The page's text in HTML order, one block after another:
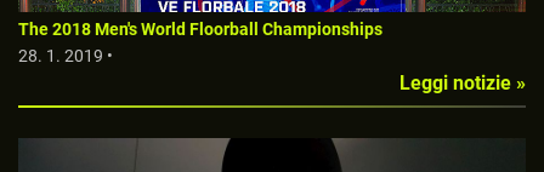
The 2018 Men's World Floorball Championships
28. 1. 2019 •
Leggi notizie »